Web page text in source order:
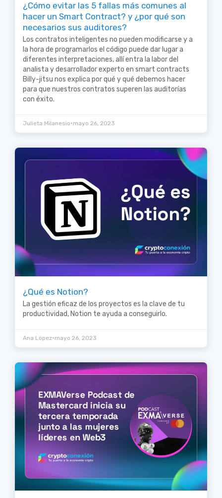
¿Cómo evitar las 5 fallas más comunes al
hacer un Smart Contract? y ¿por qué son
necesarios sus auditores?
Los contratos inteligentes no pueden modificarse y a
la hora de programarlos el código puede dar lugar a
diferentes interpretaciones, allí entra la labor del
analista y desarrollador experto en smart contracts
Billy-jitsu nos explica por qué y qué debemos hacer
para que nuestros contratos superen las auditorías
con éxito.
Julieta Milanesio•mayo 26, 2023
¿Qué es Notion?
La gestión eficaz de los proyectos es la clave de tu
productividad, Notion te ayuda a conseguirlo.
Ana López•mayo 26, 2023